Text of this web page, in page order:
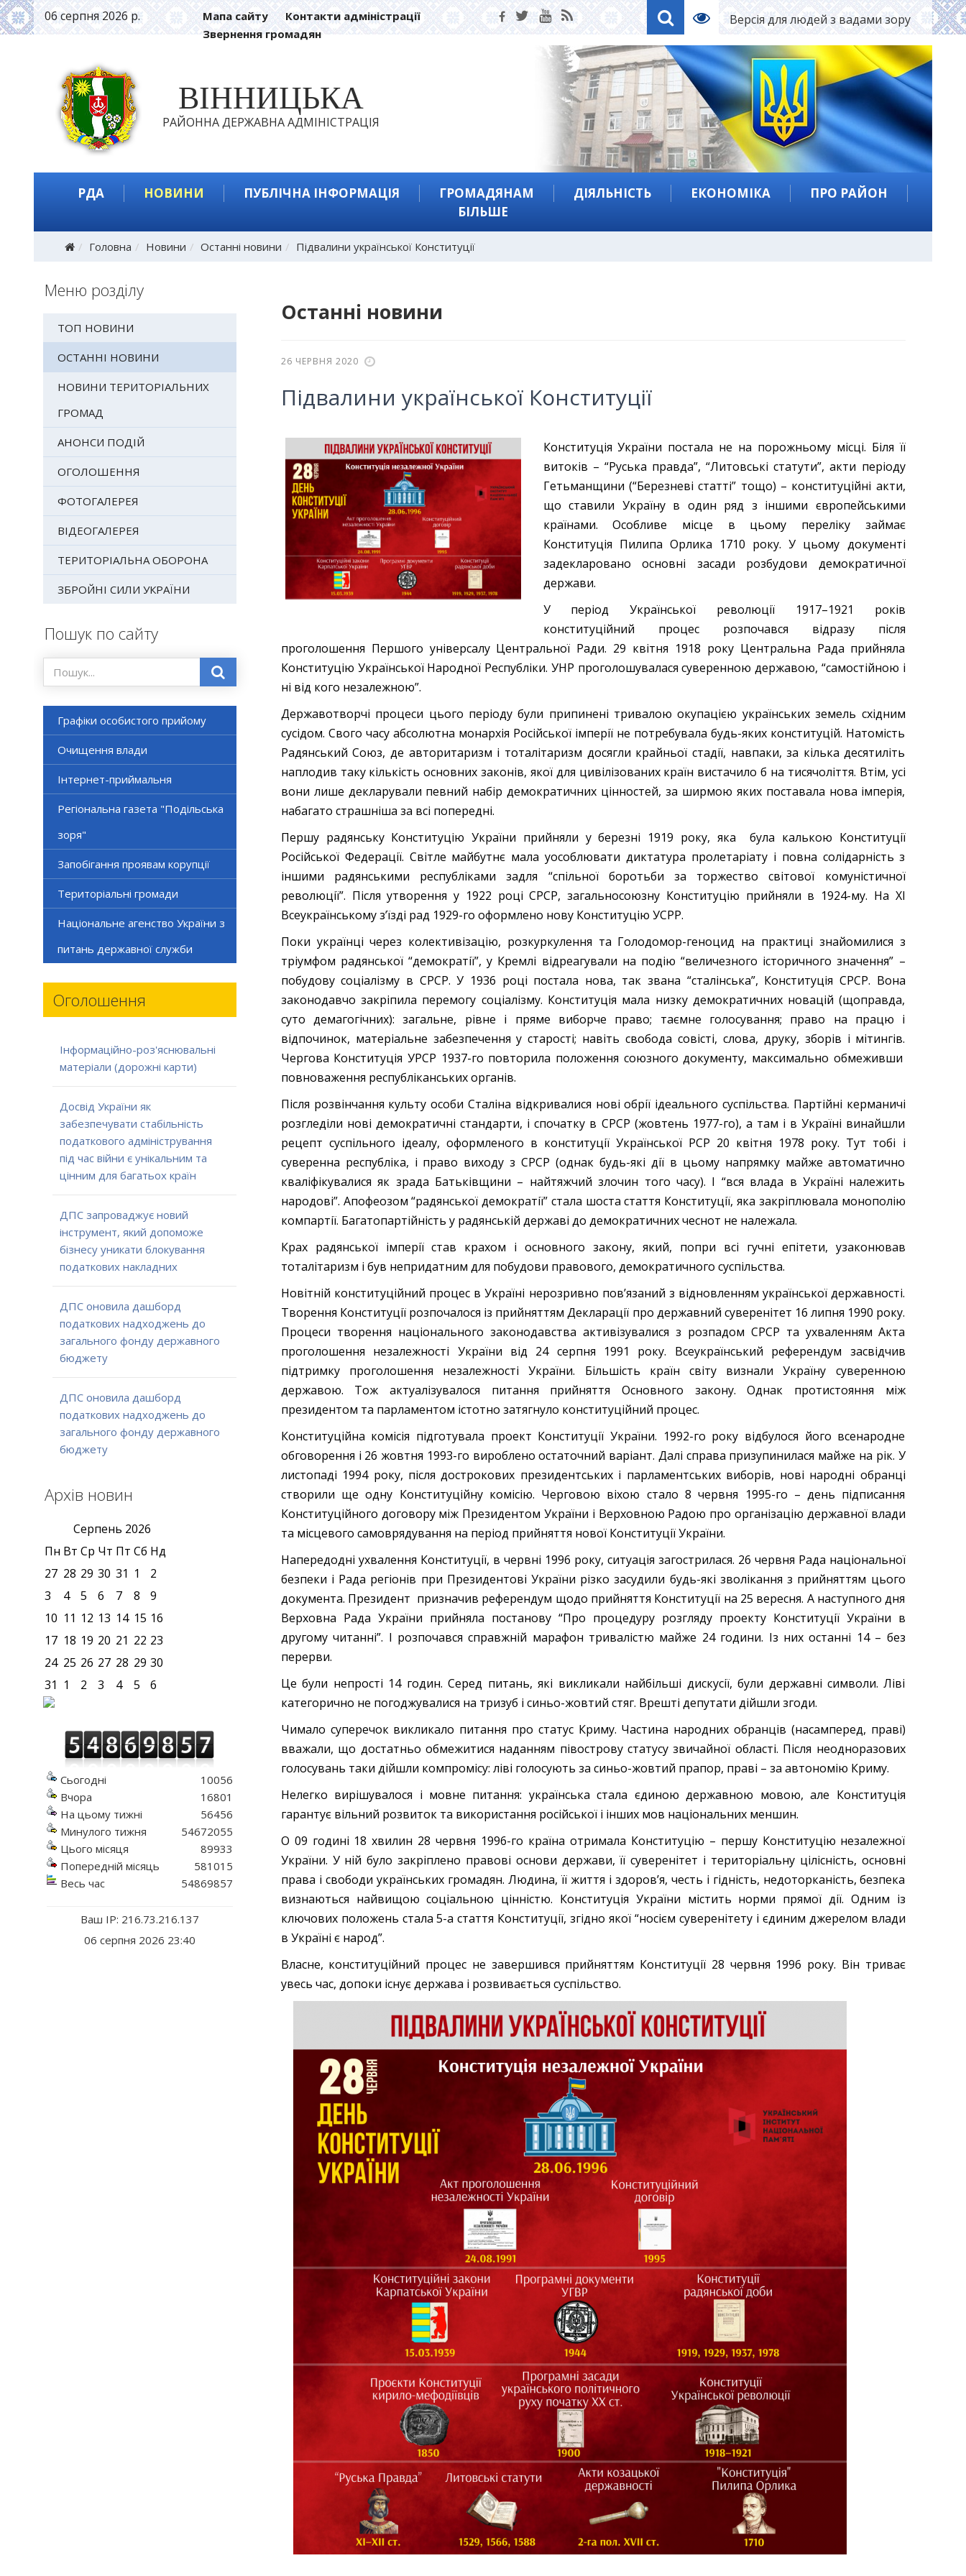
06 серпня 2026 р. Мапа сайту
Контакти адміністрації
Звернення громадян
Версія для людей з вадами зору
ВІННИЦЬКА
РАЙОННА ДЕРЖАВНА АДМІНІСТРАЦІЯ
РДА НОВИНИ ПУБЛІЧНА ІНФОРМАЦІЯ ГРОМАДЯНАМ ДІЯЛЬНІСТЬ ЕКОНОМІКА
ПРО РАЙОН
БІЛЬШЕ
Головна Новини Останні новини Підвалини української Конституції
Меню розділу
ТОП НОВИНИ
ОСТАННІ НОВИНИ
НОВИНИ ТЕРИТОРІАЛЬНИХ
ГРОМАД
АНОНСИ ПОДІЙ
ОГОЛОШЕННЯ
ФОТОГАЛЕРЕЯ
ВІДЕОГАЛЕРЕЯ
ТЕРИТОРІАЛЬНА ОБОРОНА
ЗБРОЙНІ СИЛИ УКРАЇНИ
Пошук по сайту
Графіки особистого прийому
Очищення влади
Інтернет-приймальня
Регіональна газета "Подільська
зоря"
Запобігання проявам корупції
Територіальні громади
Національне агенство України з
питань державної служби
Оголошення
Інформаційно-роз'яснювальні
матеріали (дорожні карти)
Досвід України як
забезпечувати стабільність
податкового адміністрування
під час війни є унікальним та
цінним для багатьох країн
ДПС запроваджує новий
інструмент, який допоможе
бізнесу уникати блокування
податкових накладних
ДПС оновила дашборд
податкових надходжень до
загального фонду державного
бюджету
ДПС оновила дашборд
податкових надходжень до
загального фонду державного
бюджету
Архів новин
Серпень 2026
Пн Вт Ср Чт Пт Сб Нд
27 28 29 30 31 1
2
3
4 5 6 7 8
9
10 11 12 13 14 15 16
17 18 19 20 21 22 23
24 25 26 27 28 29 30
31 1 2 3 4 5 6
Сьогодні
Вчора
На цьому тижні
Минулого тижня
Цього місяця
Попередній місяць
Весь час
10056
16801
56456
54672055
89933
581015
54869857
Ваш IP: 216.73.216.137
06 серпня 2026 23:40
Останні новини
26 ЧЕРВНЯ 2020
Підвалини української Конституції
Конституція України постала не на порожньому місці. Біля її
витоків – “Руська правда”, “Литовські статути”, акти періоду
Гетьманщини (“Березневі статті” тощо) – конституційні акти,
що ставили Україну в один ряд з іншими європейськими
країнами. Особливе місце в цьому переліку займає
Конституція Пилипа Орлика 1710 року. У цьому документі
задекларовано основні засади розбудови демократичної
держави.
У період Української революції 1917–1921 років
конституційний процес розпочався відразу після
проголошення Першого універсалу Центральної Ради. 29 квітня 1918 року Центральна Рада прийняла
Конституцію Української Народної Республіки. УНР проголошувалася суверенною державою, “самостійною і
ні від кого незалежною”.
Державотворчі процеси цього періоду були припинені тривалою окупацією українських земель східним
сусідом. Свого часу абсолютна монархія Російської імперії не потребувала будь-яких конституцій. Натомість
Радянський Союз, де авторитаризм і тоталітаризм досягли крайньої стадії, навпаки, за кілька десятиліть
наплодив таку кількість основних законів, якої для цивілізованих країн вистачило б на тисячоліття. Втім, усі
вони лише декларували певний набір демократичних цінностей, за ширмою яких поставала нова імперія,
набагато страшніша за всі попередні.
Першу радянську Конституцію України прийняли у березні 1919 року, яка була калькою Конституції
Російської Федерації. Світле майбутнє мала уособлювати диктатура пролетаріату і повна солідарність з
іншими радянськими республіками задля “спільної боротьби за торжество світової комуністичної
революції”. Після утворення у 1922 році СРСР, загальносоюзну Конституцію прийняли в 1924-му. На ХІ
Всеукраїнському з’їзді рад 1929-го оформлено нову Конституцію УСРР.
Поки українці через колективізацію, розкуркулення та Голодомор-геноцид на практиці знайомилися з
тріумфом радянської “демократії”, у Кремлі відреагували на подію “величезного історичного значення” –
побудову соціалізму в СРСР. У 1936 році постала нова, так звана “сталінська”, Конституція СРСР. Вона
законодавчо закріпила перемогу соціалізму. Конституція мала низку демократичних новацій (щоправда,
суто демагогічних): загальне, рівне і пряме виборче право; таємне голосування; право на працю і
відпочинок, матеріальне забезпечення у старості; навіть свобода совісті, слова, друку, зборів і мітингів.
Чергова Конституція УРСР 1937-го повторила положення союзного документу, максимально обмеживши
повноваження республіканських органів.
Після розвінчання культу особи Сталіна відкривалися нові обрії ідеального суспільства. Партійні керманичі
розгледіли нові демократичні стандарти, і спочатку в СРСР (жовтень 1977-го), а там і в Україні винайшли
рецепт суспільного ідеалу, оформленого в конституції Української РСР 20 квітня 1978 року. Тут тобі і
суверенна республіка, і право виходу з СРСР (однак будь-які дії в цьому напрямку майже автоматично
кваліфікувалися як зрада Батьківщини – найтяжчий злочин того часу). І “вся влада в Україні належить
народові”. Апофеозом “радянської демократії” стала шоста стаття Конституції, яка закріплювала монополію
компартії. Багатопартійність у радянській державі до демократичних чеснот не належала.
Крах радянської імперії став крахом і основного закону, який, попри всі гучні епітети, узаконював
тоталітаризм і був непридатним для побудови правового, демократичного суспільства.
Новітній конституційний процес в Україні нерозривно пов’язаний з відновленням української державності.
Творення Конституції розпочалося із прийняттям Декларації про державний суверенітет 16 липня 1990 року.
Процеси творення національного законодавства активізувалися з розпадом СРСР та ухваленням Акта
проголошення незалежності України від 24 серпня 1991 року. Всеукраїнський референдум засвідчив
підтримку проголошення незалежності України. Більшість країн світу визнали Україну суверенною
державою. Тож актуалізувалося питання прийняття Основного закону. Однак протистояння між
президентом та парламентом істотно затягнуло конституційний процес.
Конституційна комісія підготувала проект Конституції України. 1992-го року відбулося його всенародне
обговорення і 26 жовтня 1993-го вироблено остаточний варіант. Далі справа призупинилася майже на рік. У
листопаді 1994 року, після дострокових президентських і парламентських виборів, нові народні обранці
створили ще одну Конституційну комісію. Черговою віхою стало 8 червня 1995-го – день підписання
Конституційного договору між Президентом України і Верховною Радою про організацію державної влади
та місцевого самоврядування на період прийняття нової Конституції України.
Напередодні ухвалення Конституції, в червні 1996 року, ситуація загострилася. 26 червня Рада національної
безпеки і Рада регіонів при Президентові України різко засудили будь-які зволікання з прийняттям цього
документа. Президент призначив референдум щодо прийняття Конституції на 25 вересня. А наступного дня
Верховна Рада України прийняла постанову “Про процедуру розгляду проекту Конституції України в
другому читанні”. І розпочався справжній марафон тривалістю майже 24 години. Із них останні 14 – без
перерви.
Це були непрості 14 годин. Серед питань, які викликали найбільші дискусії, були державні символи. Ліві
категорично не погоджувалися на тризуб і синьо-жовтий стяг. Врешті депутати дійшли згоди.
Чимало суперечок викликало питання про статус Криму. Частина народних обранців (насамперед, праві)
вважали, що достатньо обмежитися наданням півострову статусу звичайної області. Після неодноразових
голосувань таки дійшли компромісу: ліві голосують за синьо-жовтий прапор, праві – за автономію Криму.
Нелегко вирішувалося і мовне питання: українська стала єдиною державною мовою, але Конституція
гарантує вільний розвиток та використання російської і інших мов національних меншин.
О 09 годині 18 хвилин 28 червня 1996-го країна отримала Конституцію – першу Конституцію незалежної
України. У ній було закріплено правові основи держави, її суверенітет і територіальну цілісність, основні
права і свободи українських громадян. Людина, її життя і здоров’я, честь і гідність, недоторканість, безпека
визнаються найвищою соціальною цінністю. Конституція України містить норми прямої дії. Одним із
ключових положень стала 5-а стаття Конституції, згідно якої “носієм суверенітету і єдиним джерелом влади
в Україні є народ”.
Власне, конституційний процес не завершився прийняттям Конституції 28 червня 1996 року. Він триває
увесь час, допоки існує держава і розвивається суспільство.